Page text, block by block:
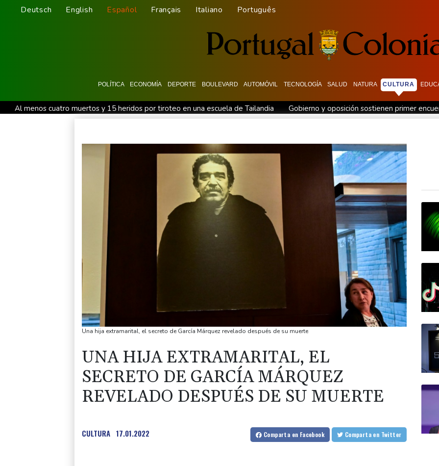
Deutsch English Español Français Italiano Português
POLÍTICA ECONOMÍA DEPORTE BOULEVARD AUTOMÓVIL TECNOLOGÍA SALUD NATURA CULTURA
Al menos cuatro muertos y 15 heridos por tiroteo en una escuela de Tailandia
Gobierno y oposición sostienen primer
Yan Diomandé, la nueva joya del Real Madrid vale 160 millones de dólares
Muere bajo arresto domiciliario en Venezuela
El Real Madrid anuncia el fichaje del extremo marfileño Yan Diomandé
El mexicano Del Toro renueva con el UAE hasta 2031
Una hija extramarital, el secreto de García Márquez revelado después de su muerte
UNA HIJA EXTRAMARITAL, EL
SECRETO DE GARCÍA MÁRQUEZ
REVELADO DESPUÉS DE SU MUERTE
CULTURA 17.01.2022 Comparta en Facebook Comparta en Twitter